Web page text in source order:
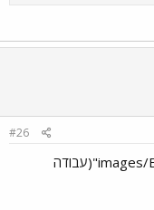
#26
גם אצלנו "../images/Emo178.gif"(עבודה